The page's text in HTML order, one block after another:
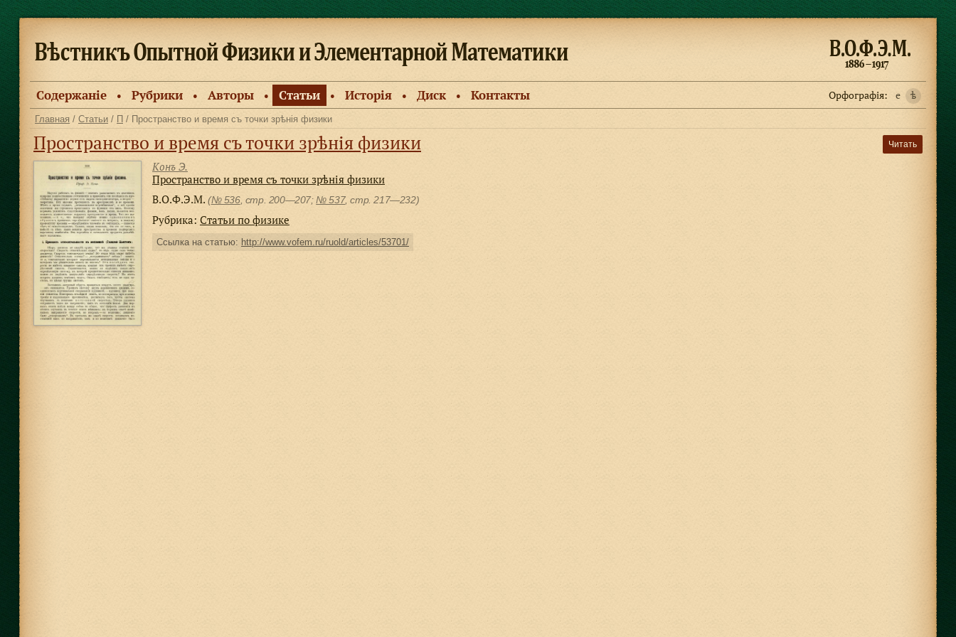
Содержанiе ● Рубрики ● Авторы ● Статьи ● Исторiя ● Диск ● Контакты Орфографiя: e ѣ
Главная / Статьи / П / Пространство и время съ точки зрѣнiя физики
Читать
Пространство и время съ точки зрѣнiя физики
Конъ Э.
Пространство и время съ точки зрѣнiя физики
В.О.Ф.Э.М. (№ 536, стр. 200—207; № 537, cтр. 217—232)
Рубрика: Статьи по физике
Ссылка на статью: http://www.vofem.ru/ruold/articles/53701/